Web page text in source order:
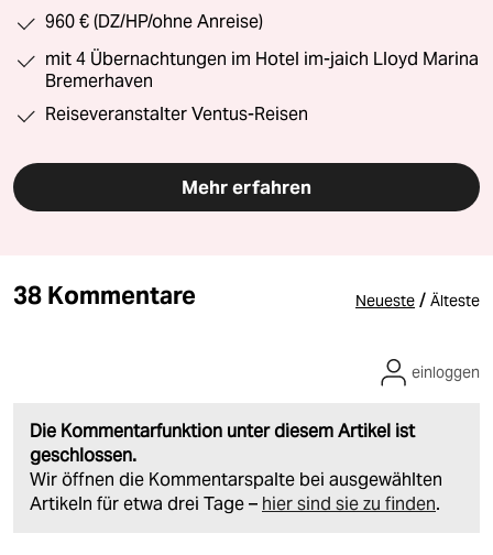
960 € (DZ/HP/ohne Anreise)
mit 4 Übernachtungen im Hotel im-jaich Lloyd Marina
Bremerhaven
Reiseveranstalter Ventus-Reisen
Mehr erfahren
38 Kommentare Neueste / Älteste
Die Kommentarfunktion unter diesem Artikel ist
geschlossen.
Wir öffnen die Kommentarspalte bei ausgewählten
Artikeln für etwa drei Tage – hier sind sie zu finden.
einloggen